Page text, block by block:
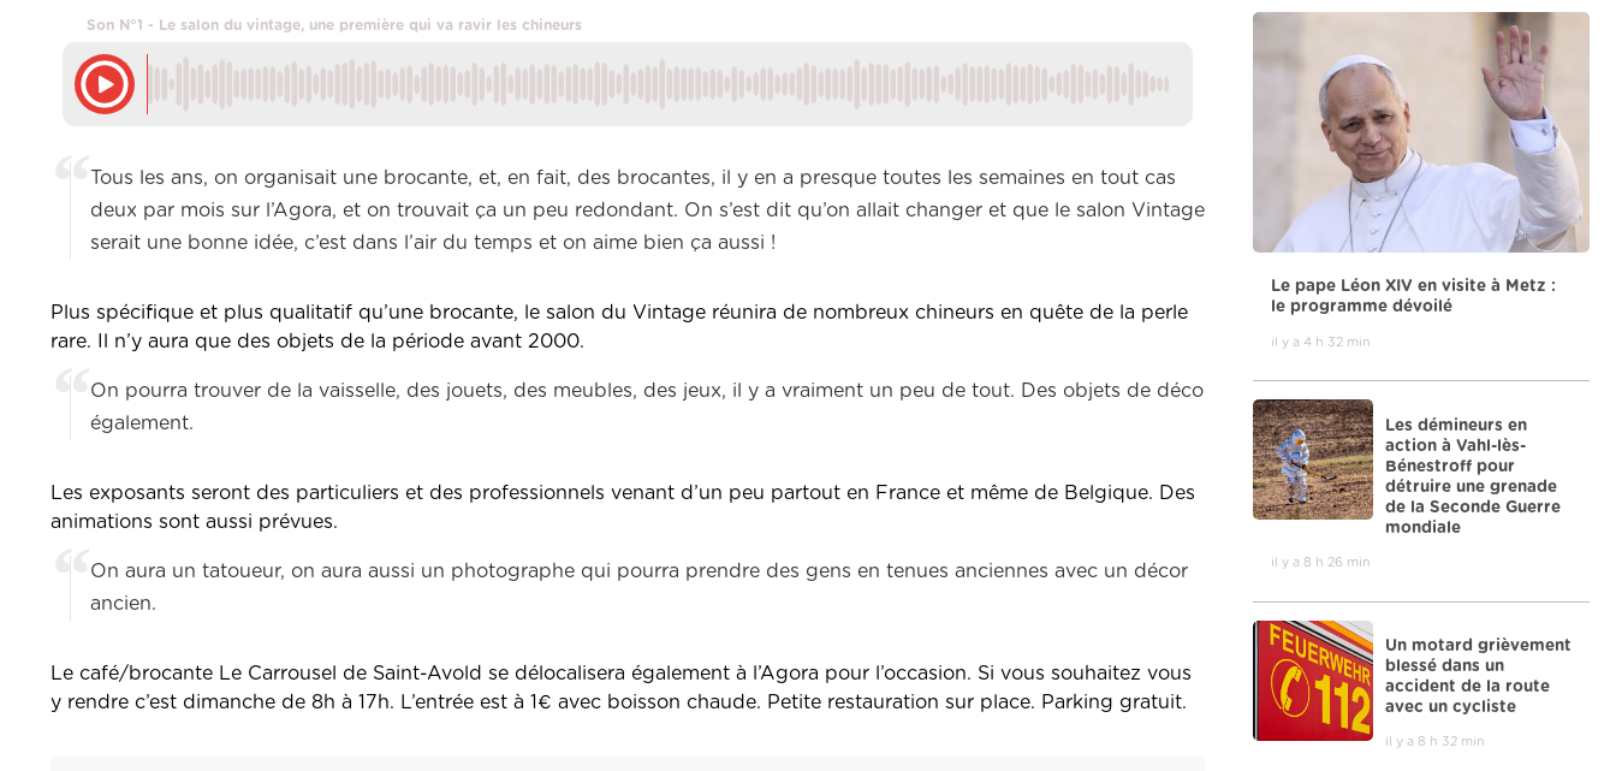
Son N°1 - Le salon du vintage, une première qui va ravir les chineurs
Tous les ans, on organisait une brocante, et, en fait, des brocantes, il y en a presque toutes les semaines en tout cas
deux par mois sur l’Agora, et on trouvait ça un peu redondant. On s’est dit qu’on allait changer et que le salon Vintage
serait une bonne idée, c’est dans l’air du temps et on aime bien ça aussi !
Plus spécifique et plus qualitatif qu’une brocante, le salon du Vintage réunira de nombreux chineurs en quête de la perle
rare. Il n’y aura que des objets de la période avant 2000.
On pourra trouver de la vaisselle, des jouets, des meubles, des jeux, il y a vraiment un peu de tout. Des objets de déco
également.
Les exposants seront des particuliers et des professionnels venant d’un peu partout en France et même de Belgique. Des
animations sont aussi prévues.
On aura un tatoueur, on aura aussi un photographe qui pourra prendre des gens en tenues anciennes avec un décor
ancien.
Le café/brocante Le Carrousel de Saint-Avold se délocalisera également à l’Agora pour l’occasion. Si vous souhaitez vous
y rendre c’est dimanche de 8h à 17h. L’entrée est à 1€ avec boisson chaude. Petite restauration sur place. Parking gratuit.
Le pape Léon XIV en visite à Metz :
le programme dévoilé
il y a 4 h 32 min
Les démineurs en
action à Vahl-lès-
Bénestroff pour
détruire une grenade
de la Seconde Guerre
mondiale
il y a 8 h 26 min
Un motard grièvement
blessé dans un
accident de la route
avec un cycliste
il y a 8 h 32 min